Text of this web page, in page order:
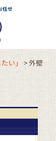
任せ
い」 >外壁